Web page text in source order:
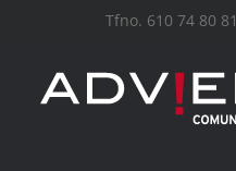
contenido
Tfno. 610 74 80 81